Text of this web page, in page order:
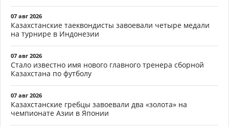
07 авг 2026
Казахстанские таеквондисты завоевали четыре медали
на турнире в Индонезии
07 авг 2026
Стало известно имя нового главного тренера сборной
Казахстана по футболу
07 авг 2026
Казахстанские гребцы завоевали два «золота» на
чемпионате Азии в Японии